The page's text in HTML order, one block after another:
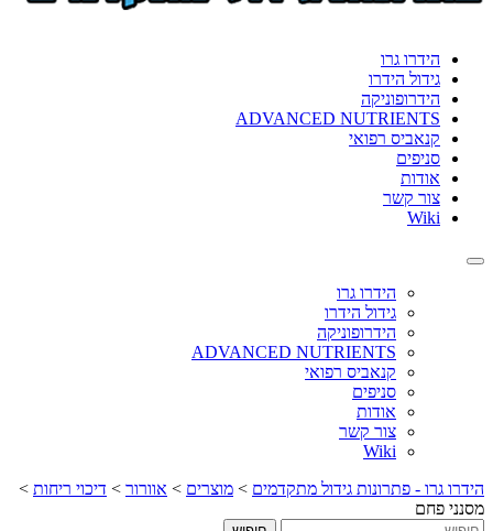
הידרו גרו
גידול הידרו
הידרופוניקה
ADVANCED NUTRIENTS
קנאביס רפואי
סניפים
אודות
צור קשר
Wiki
Toggle
הידרו גרו
גידול הידרו
הידרופוניקה
ADVANCED NUTRIENTS
קנאביס רפואי
סניפים
אודות
צור קשר
Wiki
הידרו גרו - פתרונות גידול מתקדמים > מוצרים > אוורור > דיכוי ריחות >
מסנני פחם
format_underlined הוסף קו תחתון לקישורים
את
כל